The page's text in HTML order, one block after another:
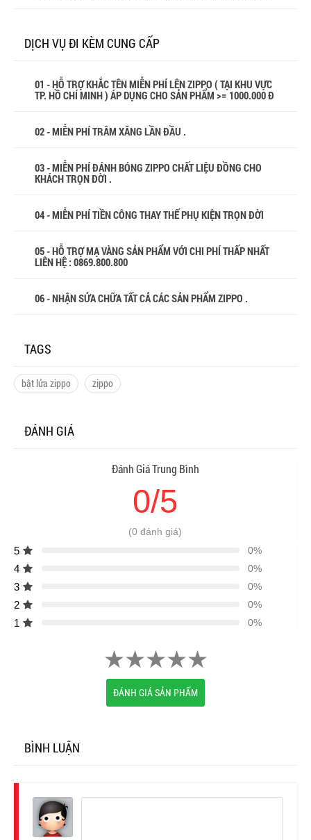
DỊCH VỤ ĐI KÈM CUNG CẤP
01 - HỖ TRỢ KHẮC TÊN MIỄN PHÍ LÊN ZIPPO ( TẠI KHU VỰC
TP. HỒ CHÍ MINH ) ÁP DỤNG CHO SẢN PHẨM >= 1000.000 Đ
02 - MIỄN PHÍ TRÂM XĂNG LẦN ĐẦU .
03 - MIỄN PHÍ ĐÁNH BÓNG ZIPPO CHẤT LIỆU ĐỒNG CHO
KHÁCH TRỌN ĐỜI .
04 - MIỄN PHÍ TIỀN CÔNG THAY THẾ PHỤ KIỆN TRỌN ĐỜI
05 - HỖ TRỢ MẠ VÀNG SẢN PHẨM VỚI CHI PHÍ THẤP NHẤT
LIÊN HỆ : 0869.800.800
06 - NHẬN SỬA CHỮA TẤT CẢ CÁC SẢN PHẨM ZIPPO .
TAGS
bật lửa zippo zippo
ĐÁNH GIÁ
Đánh Giá Trung Bình
0/5
(0 đánh giá)
5 0%
4 0%
3 0%
2 0%
1 0%
ĐÁNH GIÁ SẢN PHẨM
BÌNH LUẬN